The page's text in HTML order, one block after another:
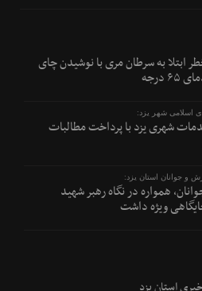
ابتلا به سرطان مری با نوشیدن چای
درجه
اسلامی شهر یزد:
شهری یزد با پرداخت مطالبات
و جوانان استان یزد:
همواره در نگاه رهبر شهید
ویژه داشت